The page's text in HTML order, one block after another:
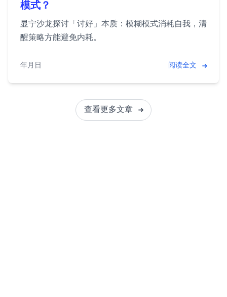
模式？
显宁沙龙探讨「讨好」本质：模糊模式消耗自我，清
醒策略方能避免内耗。
2025年12月21日 阅读全文
查看更多文章